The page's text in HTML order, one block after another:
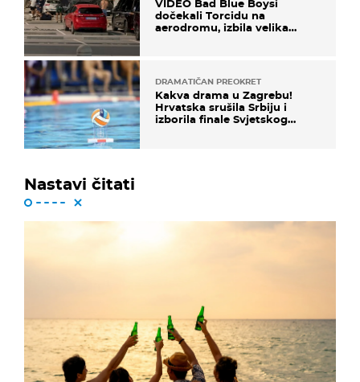
VIDEO Bad Blue Boysi
dočekali Torcidu na
aerodromu, izbila velika
DRAMATIČAN PREOKRET
Kakva drama u Zagrebu!
Hrvatska srušila Srbiju i
izborila finale Svjetskog
Nastavi čitati